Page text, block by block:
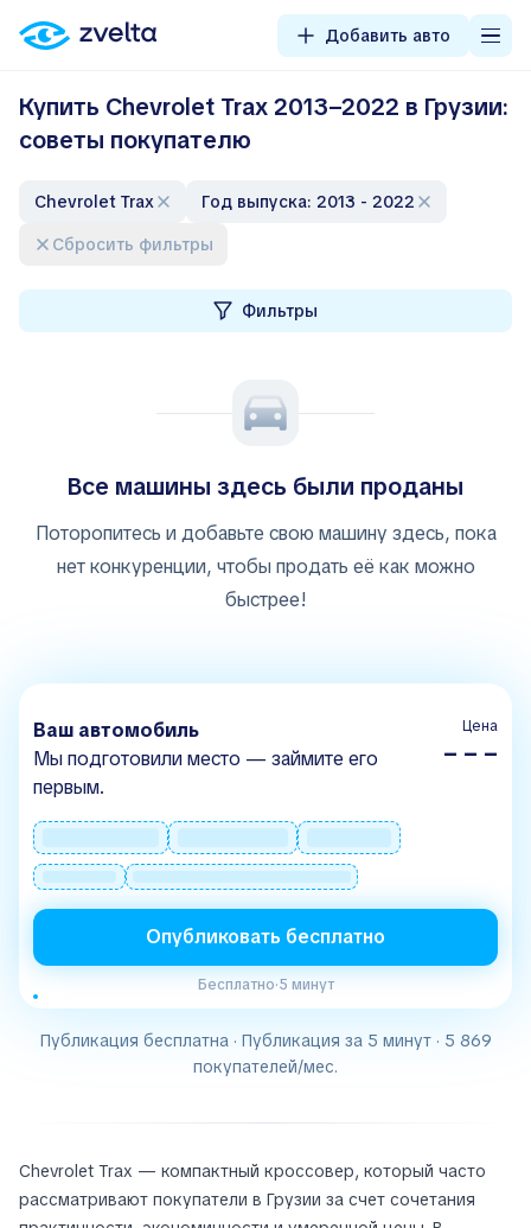
Добавить авто
Купить Chevrolet Trax 2013–2022 в Грузии:
советы покупателю
Chevrolet Trax
Год выпуска: 2013 - 2022
Сбросить фильтры
Фильтры
Все машины здесь были проданы
Поторопитесь и добавьте свою машину здесь, пока
нет конкуренции, чтобы продать её как можно
быстрее!
Ваш автомобиль
Мы подготовили место — займите его
первым.
Цена
– – –
Опубликовать бесплатно
Бесплатно·5 минут
Публикация бесплатна · Публикация за 5 минут · 5 869
покупателей/мес.
Chevrolet Trax — компактный кроссовер, который часто
рассматривают покупатели в Грузии за счет сочетания